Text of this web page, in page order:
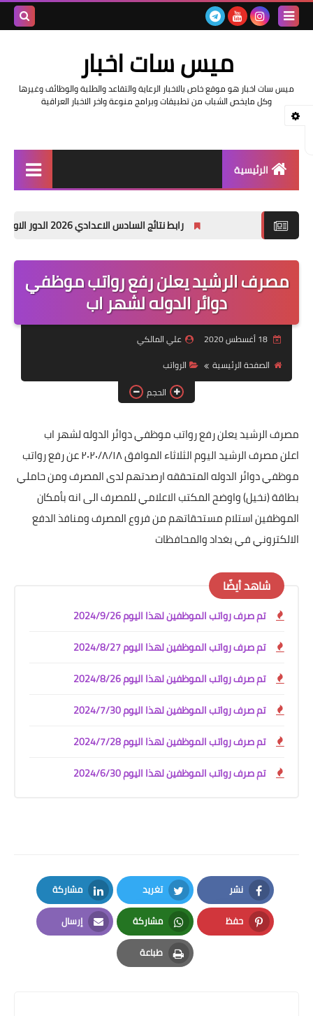
ميس سات اخبار
ميس سات اخبار هو موقع خاص بالاخبار الرعاية والتقاعد والطلبة والوظائف وغيرها
وكل مايخص الشباب من تطبيقات وبرامج منوعة واخر الاخبار العراقية
الرئيسية
اخبار وزارة التربية والتعليم
اخبار وزارة العمل وهيئة
قسم التطبيقات
قطع الاراضي
رابط نتائج السادس الاعدادي 2026 الدور الاول في العراق | موقع نتائجنا
مصرف الرشيد يعلن رفع رواتب موظفي
دوائر الدوله لشهر اب
18 أغسطس 2020
علي المالكي
الصفحة الرئيسية
الرواتب
الحجم
مصرف الرشيد يعلن رفع رواتب موظفي دوائر الدوله لشهر اب
اعلن مصرف الرشيد اليوم الثلاثاء الموافق ٢٠٢٠/٨/١٨ عن رفع رواتب
موظفي دوائر الدوله المتحققه ارصدتهم لدى المصرف ومن حاملي
بطاقة (نخيل) واوضح المكتب الاعلامي للمصرف الى انه بأمكان
الموظفين استلام مستحقاتهم من فروع المصرف ومنافذ الدفع
الالكتروني في بغداد والمحافظات
شاهد أيضًا
تم صرف رواتب الموظفين لهذا اليوم 2024/9/26
تم صرف رواتب الموظفين لهذا اليوم 2024/8/27
تم صرف رواتب الموظفين لهذا اليوم 2024/8/26
تم صرف رواتب الموظفين لهذا اليوم 2024/7/30
تم صرف رواتب الموظفين لهذا اليوم 2024/7/28
تم صرف رواتب الموظفين لهذا اليوم 2024/6/30
نشر
Facebook
تغريد
Twitter
مشاركة
LinkedIn
حفظ
Pinterest
مشاركة
Whatsapp
إرسال
Email
طباعة
Print